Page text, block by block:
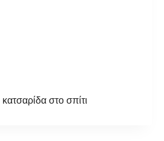
στο σπίτι